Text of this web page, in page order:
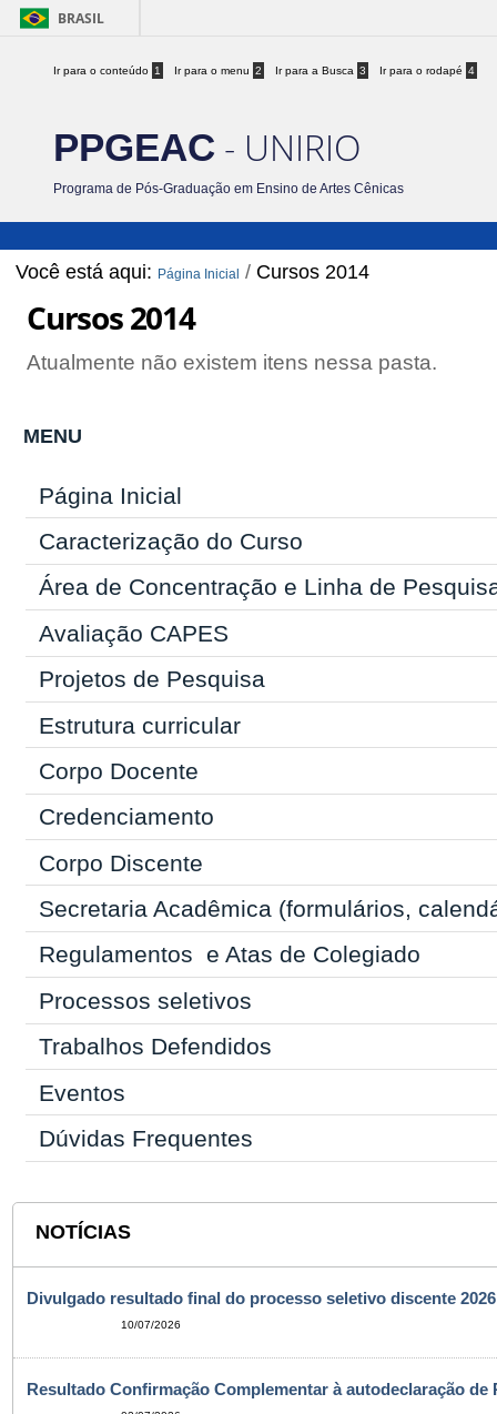
BRASIL
Ir para o conteúdo 1 Ir para o menu 2 Ir para a Busca 3 Ir para o rodapé 4
PPGEAC - UNIRIO
Programa de Pós-Graduação em Ensino de Artes Cênicas
Você está aqui: Página Inicial / Cursos 2014
Cursos 2014
Atualmente não existem itens nessa pasta.
MENU
Página Inicial
Caracterização do Curso
Área de Concentração e Linha de
Avaliação CAPES
Projetos de Pesquisa
Estrutura curricular
Corpo Docente
Credenciamento
Corpo Discente
Secretaria Acadêmica (formulários,
Regulamentos e Atas de Colegiado
Processos seletivos
Trabalhos Defendidos
Eventos
Dúvidas Frequentes
NOTÍCIAS
Divulgado resultado final do processo seletivo discente 2026
10/07/2026
Resultado Confirmação Complementar à autodeclaração de